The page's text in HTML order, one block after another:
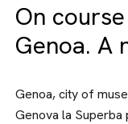
On
Genoa. A
Genoa, city of
Genova la